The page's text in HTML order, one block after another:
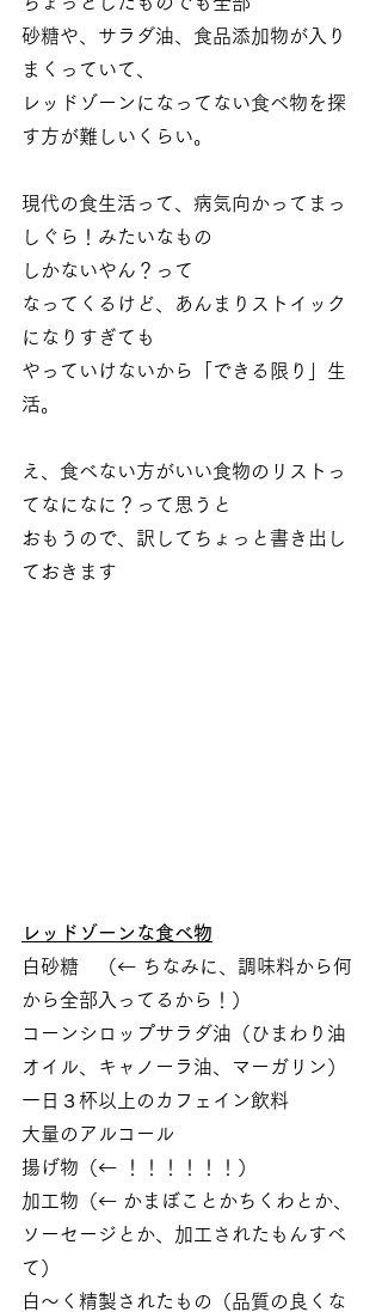
砂糖や、サラダ油、食品添加物が入り
まくっていて、
レッドゾーンになってない食べ物を探
す方が難しいくらい。
現代の食生活って、病気向かってまっ
しぐら！みたいなもの
しかないやん？って
なってくるけど、あんまりストイック
になりすぎても
やっていけないから「できる限り」生
活。
え、食べない方がいい食物のリストっ
てなになに？って思うと
おもうので、訳してちょっと書き出し
ておきます
レッドゾーンな食べ物
白砂糖　（← ちなみに、調味料から何
から全部入ってるから！）
コーンシロップサラダ油（ひまわり油
オイル、キャノーラ油、マーガリン）
一日３杯以上のカフェイン飲料
大量のアルコール
揚げ物（← ！！！！！！）
加工物（← かまぼことかちくわとか、
ソーセージとか、加工されたもんすべ
て）
白～く精製されたもの（品質の良くな